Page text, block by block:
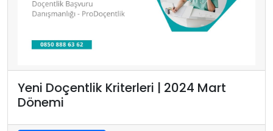
Yeni Doçentlik Kriterleri | 2024 Mart
Dönemi